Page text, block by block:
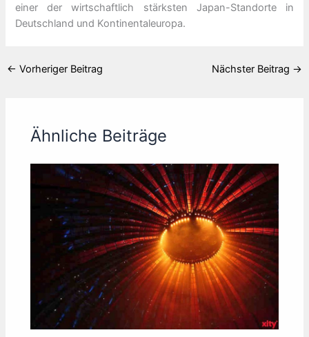
einer der wirtschaftlich stärksten Japan-Standorte in
Deutschland und Kontinentaleuropa.
← Vorheriger Beitrag Nächster Beitrag →
Ähnliche Beiträge